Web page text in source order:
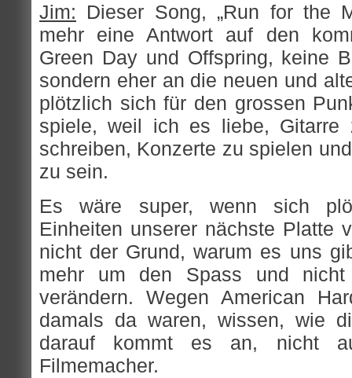
Jim: Dieser Song, „Run for the
mehr eine Antwort auf den
Green Day und Offspring, keine
sondern eher an die neuen und
plötzlich sich für den grossen
spiele, weil ich es liebe, Gitarre
schreiben, Konzerte zu spielen
zu sein.
Es wäre super, wenn sich
Einheiten unserer nächste Platte
nicht der Grund, warum es uns
mehr um den Spass und
verändern. Wegen American
damals da waren, wissen, wie
darauf kommt es an, nicht
Filmemacher.